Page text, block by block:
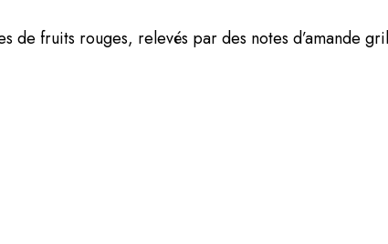
fruits rouges, relevés par des notes d’amande